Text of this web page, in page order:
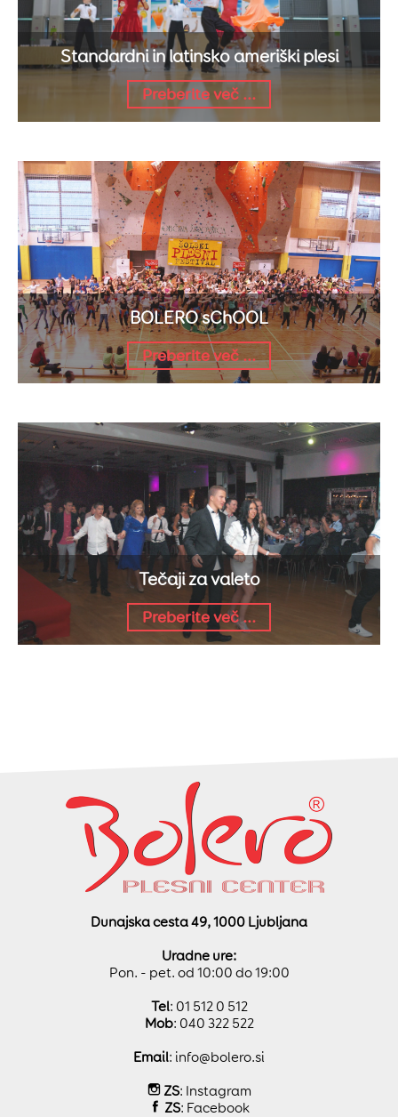
Standardni in latinsko ameriški plesi
Preberite več ...
BOLERO sChOOL
Preberite več ...
Tečaji za valeto
Preberite več ...
Dunajska cesta 49, 1000 Ljubljana
Uradne ure:
Pon. - pet. od 10:00 do 19:00
Tel: 01 512 0 512
Mob: 040 322 522
Email: info@bolero.si
ZS: Instagram
ZS: Facebook